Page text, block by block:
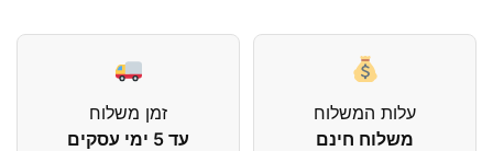
עלות המשלוח
משלוח חינם
זמן משלוח
עד 5 ימי עסקים